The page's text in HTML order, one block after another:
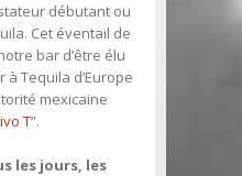
débutant ou
Cet éventail de
bar d’être élu
Tequila d’Europe
mexicaine
T”.
les jours, les